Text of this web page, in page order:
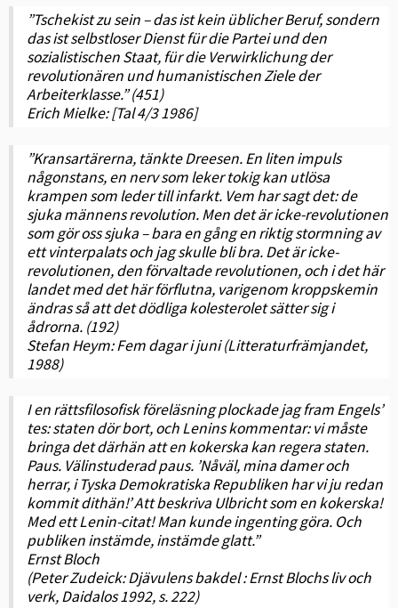
”Tschekist zu sein – das ist kein üblicher Beruf, sondern
das ist selbstloser Dienst für die Partei und den
sozialistischen Staat, für die Verwirklichung der
revolutionären und humanistischen Ziele der
Arbeiterklasse.” (451)
Erich Mielke: [Tal 4/3 1986]
”Kransartärerna, tänkte Dreesen. En liten impuls
någonstans, en nerv som leker tokig kan utlösa
krampen som leder till infarkt. Vem har sagt det: de
sjuka männens revolution. Men det är icke-revolutionen
som gör oss sjuka – bara en gång en riktig stormning av
ett vinterpalats och jag skulle bli bra. Det är icke-
revolutionen, den förvaltade revolutionen, och i det här
landet med det här förflutna, varigenom kroppskemin
ändras så att det dödliga kolesterolet sätter sig i
ådrorna. (192)
Stefan Heym: Fem dagar i juni (Litteraturfrämjandet,
1988)
I en rättsfilosofisk föreläsning plockade jag fram Engels’
tes: staten dör bort, och Lenins kommentar: vi måste
bringa det därhän att en kokerska kan regera staten.
Paus. Välinstuderad paus. ’Nåväl, mina damer och
herrar, i Tyska Demokratiska Republiken har vi ju redan
kommit dithän!’ Att beskriva Ulbricht som en kokerska!
Med ett Lenin-citat! Man kunde ingenting göra. Och
publiken instämde, instämde glatt.”
Ernst Bloch
(Peter Zudeick: Djävulens bakdel : Ernst Blochs liv och
verk, Daidalos 1992, s. 222)